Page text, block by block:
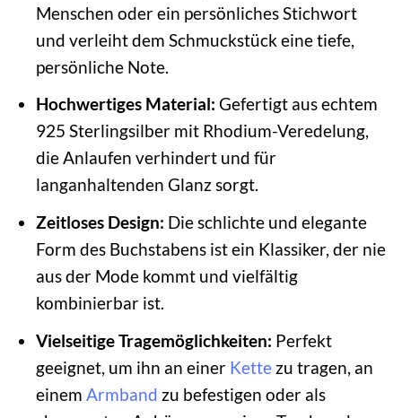
Menschen oder ein persönliches Stichwort
und verleiht dem Schmuckstück eine tiefe,
persönliche Note.
Hochwertiges Material: Gefertigt aus echtem
925 Sterlingsilber mit Rhodium-Veredelung,
die Anlaufen verhindert und für
langanhaltenden Glanz sorgt.
Zeitloses Design: Die schlichte und elegante
Form des Buchstabens ist ein Klassiker, der nie
aus der Mode kommt und vielfältig
kombinierbar ist.
Vielseitige Tragemöglichkeiten: Perfekt
geeignet, um ihn an einer Kettezu tragen, an
einem Armband zu befestigen oder als